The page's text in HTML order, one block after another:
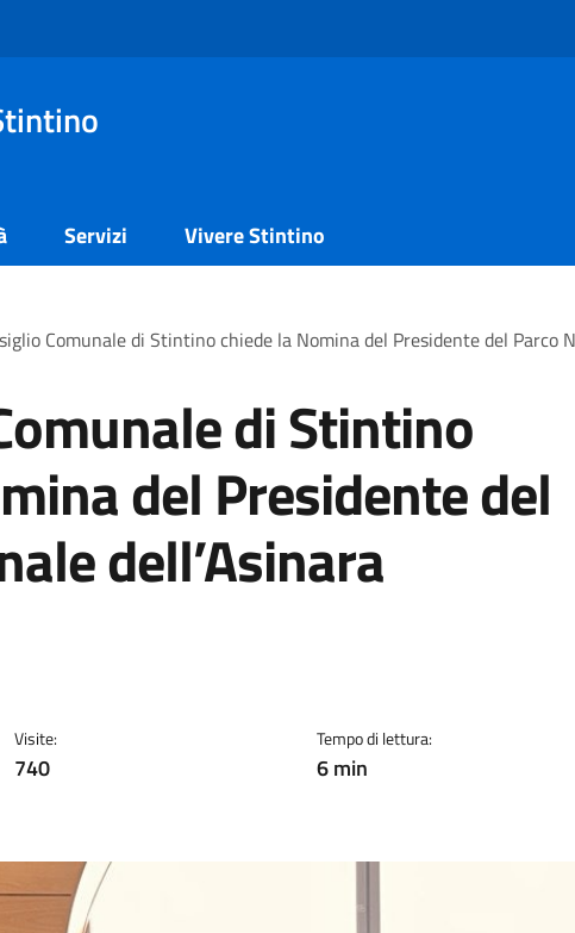
Servizi Vivere Stintino
Comunale di Stintino chiede la Nomina del Presidente del Parco
di Stintino
del Presidente del
dell’Asinara
Visite:
740
Tempo di lettura:
6 min